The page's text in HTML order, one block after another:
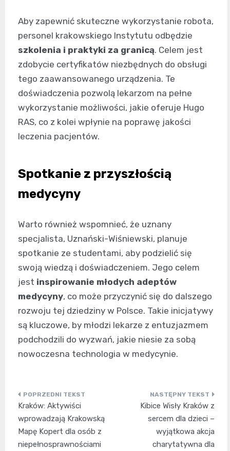
Aby zapewnić skuteczne wykorzystanie robota,
personel krakowskiego Instytutu odbędzie
szkolenia i praktyki za granicą. Celem jest
zdobycie certyfikatów niezbędnych do obsługi
tego zaawansowanego urządzenia. Te
doświadczenia pozwolą lekarzom na pełne
wykorzystanie możliwości, jakie oferuje Hugo
RAS, co z kolei wpłynie na poprawę jakości
leczenia pacjentów.
Spotkanie z przyszłością
medycyny
Warto również wspomnieć, że uznany
specjalista, Uznański-Wiśniewski, planuje
spotkanie ze studentami, aby podzielić się
swoją wiedzą i doświadczeniem. Jego celem
jest inspirowanie młodych adeptów
medycyny, co może przyczynić się do dalszego
rozwoju tej dziedziny w Polsce. Takie inicjatywy
są kluczowe, by młodzi lekarze z entuzjazmem
podchodzili do wyzwań, jakie niesie za sobą
nowoczesna technologia w medycynie.
Nawigacja
wpisu
Kraków: Aktywiści
wprowadzają Krakowską
Mapę Kopert dla osób z
niepełnosprawnościami
Kibice Wisły Kraków z
sercem dla dzieci –
wyjątkowa akcja
charytatywna dla